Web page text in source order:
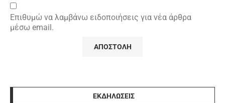
Επιθυμώ να λαμβάνω ειδοποιήσεις για νέα άρθρα
μέσω email.
ΕΚΔΗΛΩΣΕΙΣ